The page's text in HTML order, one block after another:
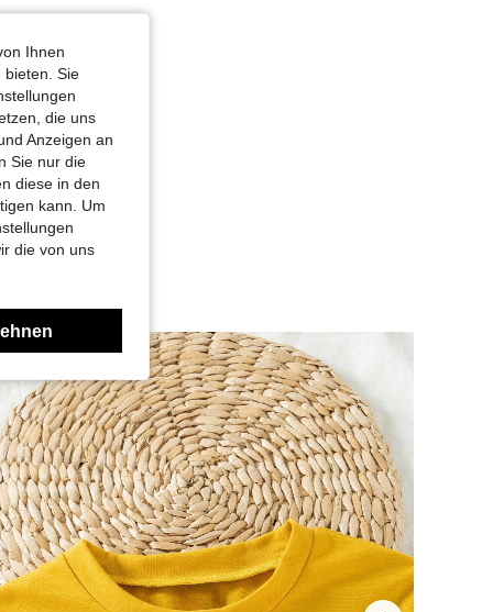
Ihnen
bieten. Sie
die uns
Anzeigen an
Sie nur die
diese in den
kann. Um
die von uns